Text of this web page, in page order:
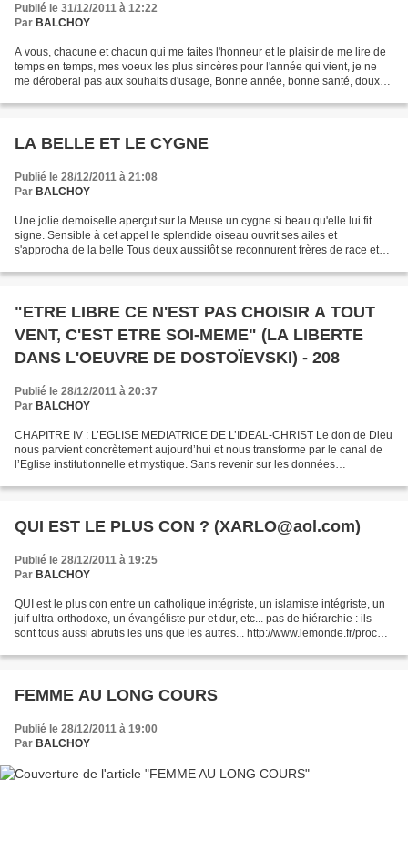
Publié le 31/12/2011 à 12:22
Par BALCHOY
A vous, chacune et chacun qui me faites l'honneur et le plaisir de me lire de
temps en temps, mes voeux les plus sincères pour l'année qui vient, je ne
me déroberai pas aux souhaits d'usage, Bonne année, bonne santé, doux
LA BELLE ET LE CYGNE
Publié le 28/12/2011 à 21:08
Par BALCHOY
Une jolie demoiselle aperçut sur la Meuse un cygne si beau qu'elle lui fit
signe. Sensible à cet appel le splendide oiseau ouvrit ses ailes et
s'approcha de la belle Tous deux aussitôt se reconnurent frères de race et
"ETRE LIBRE CE N'EST PAS CHOISIR A TOUT
VENT, C'EST ETRE SOI-MEME" (LA LIBERTE
DANS L'OEUVRE DE DOSTOÏEVSKI) - 208
Publié le 28/12/2011 à 20:37
Par BALCHOY
CHAPITRE IV : L’EGLISE MEDIATRICE DE L’IDEAL-CHRIST Le don de Dieu
nous parvient concrètement aujourd’hui et nous transforme par le canal de
l’Eglise institutionnelle et mystique. Sans revenir sur les données
QUI EST LE PLUS CON ? (XARLO@aol.com)
Publié le 28/12/2011 à 19:25
Par BALCHOY
QUI est le plus con entre un catholique intégriste, un islamiste intégriste, un
juif ultra-orthodoxe, un évangéliste pur et dur, etc... pas de hiérarchie : ils
sont tous aussi abrutis les uns que les autres... http://www.lemonde.fr/proche-
orthodoxes-degenere-en-israel_1623145_3218.html#xtor=RSS-3208...
FEMME AU LONG COURS
Publié le 28/12/2011 à 19:00
Par BALCHOY